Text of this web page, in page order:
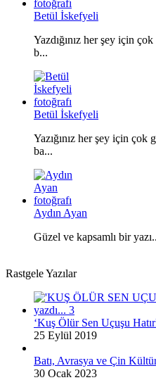
Betül İskefyeli
Yazdığınız her şey için
b...
Betül İskefyeli
Yazığınız her şey için
ba...
Aydın Ayan
Güzel ve kapsamlı bir
Rastgele Yazılar
‘Kuş Ölür Sen Uçuşu
25 Eylül 2019
Batı, Avrasya ve Çin
30 Ocak 2023